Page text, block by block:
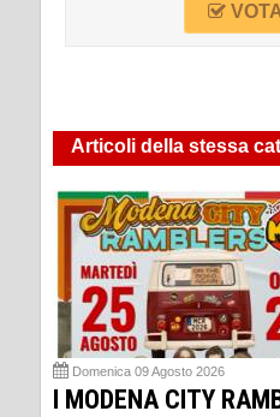
Articoli della stessa
Domenica 09 Agosto 2026
I MODENA CITY